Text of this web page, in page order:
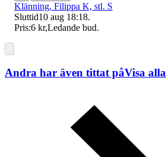
Klänning, Filippa K, stl. S
Sluttid10 aug 18:18.
Pris:6 kr,Ledande bud.
Andra har även tittat påVisa alla